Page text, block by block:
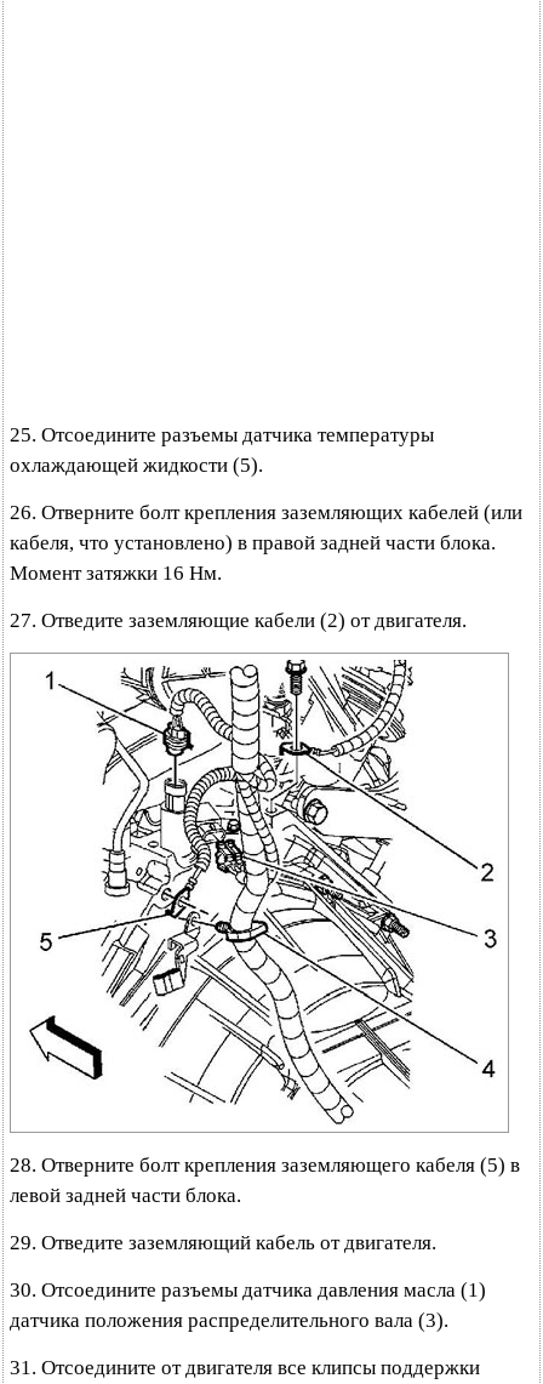
25. Отсоедините разъемы датчика температуры
охлаждающей жидкости (5).
26. Отверните болт крепления заземляющих кабелей (или
кабеля, что установлено) в правой задней части блока.
Момент затяжки 16 Нм.
27. Отведите заземляющие кабели (2) от двигателя.
28. Отверните болт крепления заземляющего кабеля (5) в
левой задней части блока.
29. Отведите заземляющий кабель от двигателя.
30. Отсоедините разъемы датчика давления масла (1)
датчика положения распределительного вала (3).
31. Отсоедините от двигателя все клипсы поддержки